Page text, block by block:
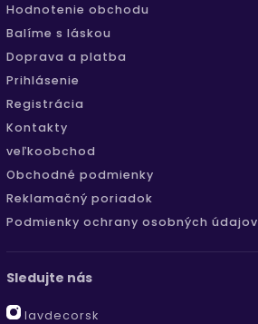
Hodnotenie obchodu
Balíme s láskou
Doprava a platba
Prihlásenie
Registrácia
Kontakty
veľkoobchod
Obchodné podmienky
Reklamačný poriadok
Podmienky ochrany osobných údajov
Sledujte nás
lavdecorsk